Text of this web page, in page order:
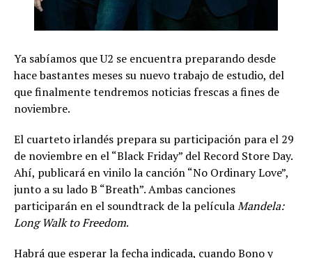
Ya sabíamos que U2 se encuentra preparando desde
hace bastantes meses su nuevo trabajo de estudio, del
que finalmente tendremos noticias frescas a fines de
noviembre.
El cuarteto irlandés prepara su participación para el 29
de noviembre en el “Black Friday” del Record Store Day.
Ahí, publicará en vinilo la canción “No Ordinary Love”,
junto a su lado B “Breath”. Ambas canciones
participarán en el soundtrack de la películaMandela:
Long Walk to Freedom.
Habrá que esperar la fecha indicada, cuando Bono y